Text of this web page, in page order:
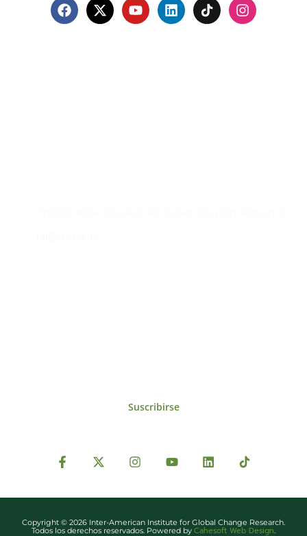
Suscribirse
Copyright © 2026 Inter-American Institute for Global Change Research.
Todos los derechos reservados. Powered by Cahesoft Web Design